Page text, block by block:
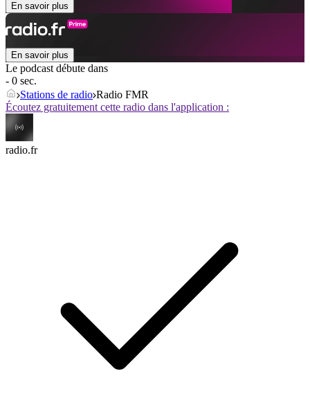
En savoir plus
En savoir plus
Le podcast débute dans
- 0 sec.
Stations de radio Radio FMR
Écoutez gratuitement cette radio dans l'application :
radio.fr